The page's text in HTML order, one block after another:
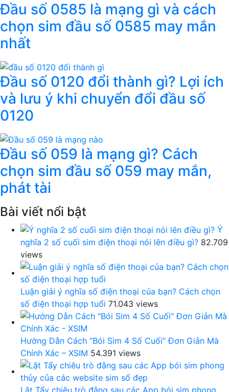
Đầu số 0585 là mạng gì và cách
chọn sim đầu số 0585 may mắn
nhất
Đầu số 0120 đổi thành gì? Lợi ích
và lưu ý khi chuyển đổi đầu số
0120
Đầu số 059 là mạng gì? Cách
chọn sim đầu số 059 may mắn,
phát tài
Bài viết nổi bật
Ý
nghĩa 2 số cuối sim điện thoại nói lên điều gì? 82.709
views
Luận giải ý nghĩa số điện thoại của bạn? Cách chọn
số điện thoại hợp tuổi 71.043 views
Hướng Dẫn Cách “Bói Sim 4 Số Cuối” Đơn Giản Mà
Chính Xác – XSIM 54.391 views